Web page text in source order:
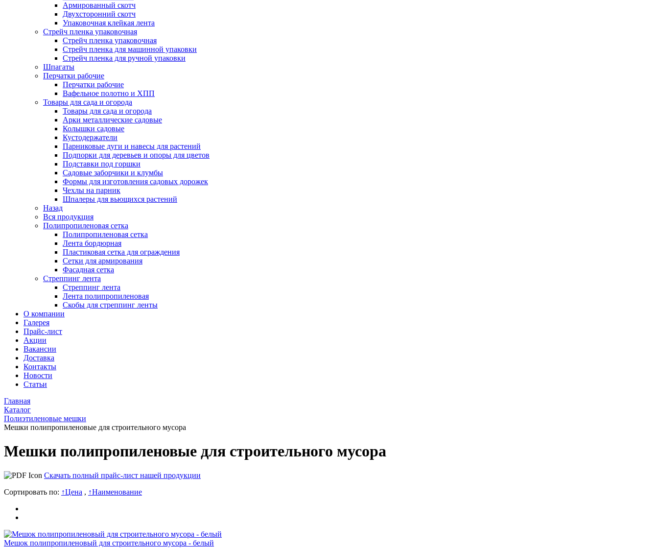
Армированный скотч
Двухсторонний скотч
Упаковочная клейкая лента
Стрейч пленка упаковочная
Стрейч пленка упаковочная
Стрейч пленка для машинной упаковки
Стрейч пленка для ручной упаковки
Шпагаты
Перчатки рабочие
Перчатки рабочие
Вафельное полотно и ХПП
Товары для сада и огорода
Товары для сада и огорода
Арки металлические садовые
Колышки садовые
Кустодержатели
Парниковые дуги и навесы для растений
Подпорки для деревьев и опоры для цветов
Подставки под горшки
Садовые заборчики и клумбы
Формы для изготовления садовых дорожек
Чехлы на парник
Шпалеры для вьющихся растений
Назад
Вся продукция
Полипропиленовая сетка
Полипропиленовая сетка
Лента бордюрная
Пластиковая сетка для ограждения
Сетки для армирования
Фасадная сетка
Стреппинг лента
Стреппинг лента
Лента полипропиленовая
Скобы для стреппинг ленты
О компании
Галерея
Прайс-лист
Акции
Вакансии
Доставка
Контакты
Новости
Статьи
Главная
Каталог
Полиэтиленовые мешки
Мешки полипропиленовые для строительного мусора
Мешки полипропиленовые для строительного мусора
Скачать полный прайс-лист нашей продукции
Сортировать по: ↑Цена , ↑Наименование
Мешок полипропиленовый для строительного мусора - белый